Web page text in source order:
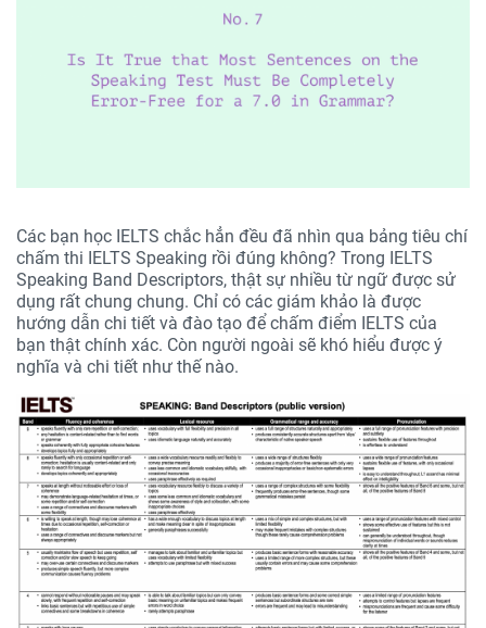
Các bạn học IELTS chắc hẳn đều đã nhìn qua bảng tiêu chí
chấm thi IELTS Speaking rồi đúng không? Trong IELTS
Speaking Band Descriptors, thật sự nhiều từ ngữ được sử
dụng rất chung chung. Chỉ có các giám khảo là được
hướng dẫn chi tiết và đào tạo để chấm điểm IELTS của
bạn thật chính xác. Còn người ngoài sẽ khó hiểu được ý
nghĩa và chi tiết như thế nào.